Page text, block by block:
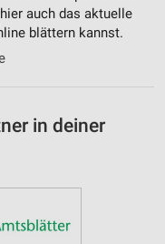
auch das aktuelle
blättern kannst.
in deiner